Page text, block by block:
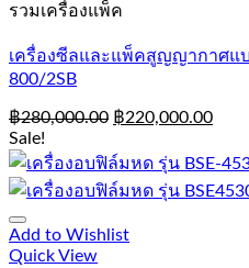
รวมเครื่องแพ็ค
เครื่องซีลและแพ็คสูญญากาศแ
800/2SB
฿280,000.00 ฿220,000.00
Sale!
Add to Wishlist
Quick View